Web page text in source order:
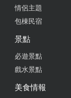
情侶主題
包棟民宿
景點
必遊景點
戲水景點
美食情報